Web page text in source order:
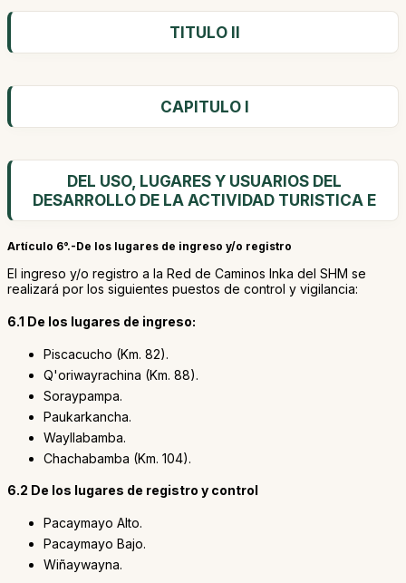
TITULO II
CAPITULO I
DEL USO, LUGARES Y USUARIOS DEL
DESARROLLO DE LA ACTIVIDAD TURISTICA E
Artículo 6°.-De los lugares de ingreso y/o registro
El ingreso y/o registro a la Red de Caminos Inka del SHM se
realizará por los siguientes puestos de control y vigilancia:
6.1 De los lugares de ingreso:
Piscacucho (Km. 82).
Q'oriwayrachina (Km. 88).
Soraypampa.
Paukarkancha.
Wayllabamba.
Chachabamba (Km. 104).
6.2 De los lugares de registro y control
Pacaymayo Alto.
Pacaymayo Bajo.
Wiñaywayna.